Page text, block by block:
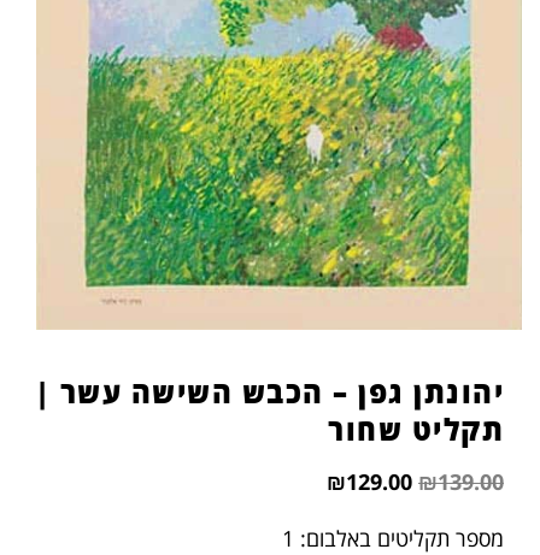
יהונתן גפן – הכבש השישה עשר |
תקליט שחור
₪139.00
₪129.00
מספר תקליטים באלבום: 1